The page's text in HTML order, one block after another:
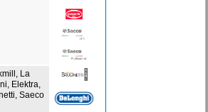
La
Elektra,
Saeco